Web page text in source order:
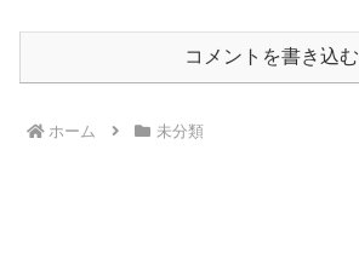
コメントを書き込む
ホーム 未分類